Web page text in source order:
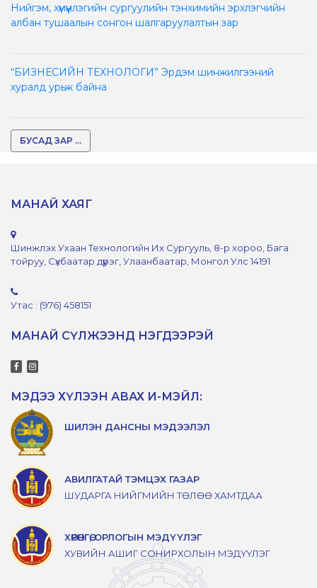
Нийгэм, хүмүүнлэгийн сургуулийн тэнхимийн эрхлэгчийн
албан тушаалын сонгон шалгаруулалтын зар
“БИЗНЕСИЙН ТЕХНОЛОГИ” Эрдэм шинжилгээний
хуралд урьж байна
БУСАД ЗАР ...
МАНАЙ ХАЯГ
Шинжлэх Ухаан Технологийн Их Сургууль, 8-р хороо, Бага
тойруу, Сүхбаатар дүүрэг, Улаанбаатар, Монгол Улс 14191
Утас : (976) 458151
МАНАЙ СҮЛЖЭЭНД НЭГДЭЭРЭЙ
МЭДЭЭ ХҮЛЭЭН АВАХ И-МЭЙЛ:
ШИЛЭН ДАНСНЫ МЭДЭЭЛЭЛ
АВИЛГАТАЙ ТЭМЦЭХ ГАЗАР
ШУДАРГА НИЙГМИЙН ТӨЛӨӨ ХАМТДАА
ХӨРӨНГӨ, ОРЛОГЫН МЭДҮҮЛЭГ
ХУВИЙН АШИГ СОНИРХОЛЫН МЭДҮҮЛЭГ